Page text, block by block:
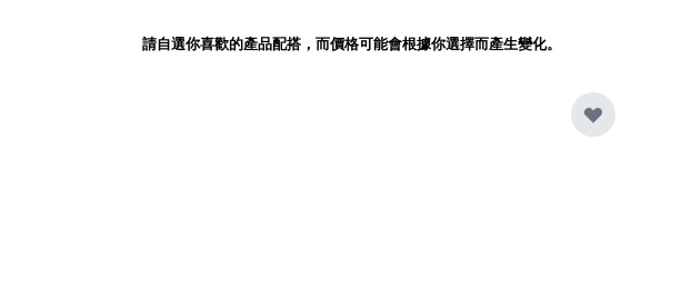
請自選你喜歡的產品配搭，而價格可能會根據你選擇而產生變化。